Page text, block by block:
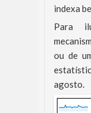
indexa
Para
ou de
agosto.